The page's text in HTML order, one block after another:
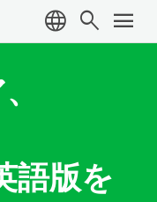
language search menu
語版を